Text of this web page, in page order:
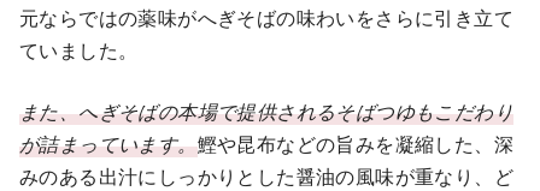
元ならではの薬味がへぎそばの味わいをさらに引き立て
ていました。
また、へぎそばの本場で提供されるそばつゆもこだわり
が詰まっています。鰹や昆布などの旨みを凝縮した、深
みのある出汁にしっかりとした醤油の風味が重なり、ど